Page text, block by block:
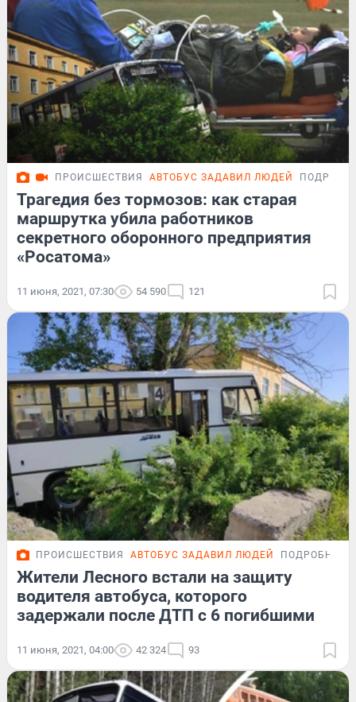
ПРОИСШЕСТВИЯ АВТОБУС ЗАДАВИЛ ЛЮДЕЙ
Трагедия без тормозов: как старая
маршрутка убила работников
секретного оборонного предприятия
«Росатома»
11 июня, 2021, 07:30 54 590 121
ПРОИСШЕСТВИЯ АВТОБУС ЗАДАВИЛ ЛЮДЕЙ
Жители Лесного встали на защиту
водителя автобуса, которого
задержали после ДТП с 6 погибшими
11 июня, 2021, 04:00 42 324 93